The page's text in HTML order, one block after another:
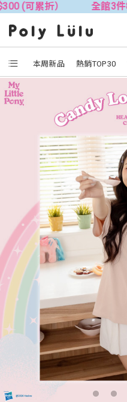
） 全館3件88折！🦄
本周新品 熱銷TOP30